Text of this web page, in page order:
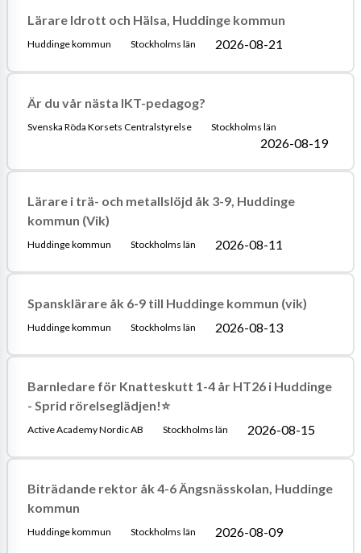
Lärare Idrott och Hälsa, Huddinge kommun
Huddinge kommun Stockholms län 2026-08-21
Är du vår nästa IKT-pedagog?
Svenska Röda Korsets Centralstyrelse Stockholms län
2026-08-19
Lärare i trä- och metallslöjd åk 3-9, Huddinge
kommun (Vik)
Huddinge kommun Stockholms län 2026-08-11
Spansklärare åk 6-9 till Huddinge kommun (vik)
Huddinge kommun Stockholms län 2026-08-13
Barnledare för Knatteskutt 1-4 år HT26 i Huddinge
- Sprid rörelseglädjen!⭐
Active Academy Nordic AB Stockholms län 2026-08-15
Biträdande rektor åk 4-6 Ängsnässkolan, Huddinge
kommun
Huddinge kommun Stockholms län 2026-08-09